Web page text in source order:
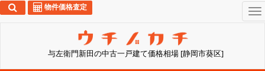
与左衛門新田の中古一戸建て価格相場 [静岡市葵区]
物件価格査定